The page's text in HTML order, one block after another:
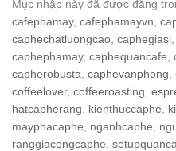
Mục nhập này đã được đăng
cafephamay, cafephamayvn
caphechatluongcao caphegiasi
caphephamay, caphequancafe
capherobusta caphevanphong
coffeelover, coffeeroasting
hatcapherang
kienthuccaphe
mayphacaphe
nganhcaphe
ranggiacongcaphe